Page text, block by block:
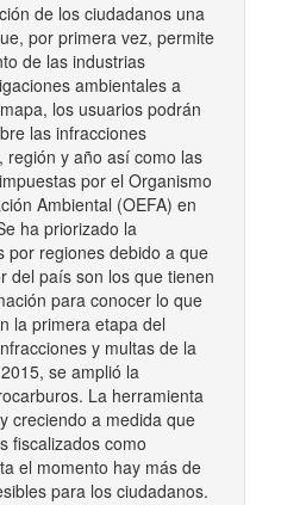
de los ciudadanos una
por primera vez, permite
de las industrias
ambientales a
los usuarios podrán
las infracciones
y año así como las
por el Organismo
Ambiental (OEFA) en
ha priorizado la
por regiones debido a que
del país son los que tienen
para conocer lo que
la primera etapa del
y multas de la
se amplió la
La herramienta
creciendo a medida que
fiscalizados como
el momento hay más de
para los ciudadanos.